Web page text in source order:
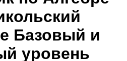
Базовый и
уровень